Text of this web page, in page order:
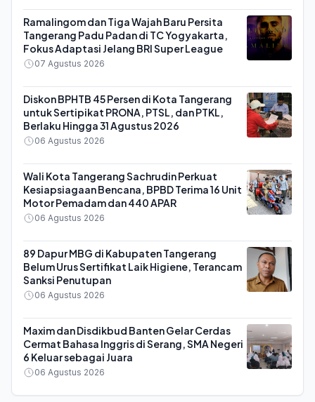
Ramalingom dan Tiga Wajah Baru Persita
Tangerang Padu Padan di TC Yogyakarta,
Fokus Adaptasi Jelang BRI Super League
07 Agustus 2026
Diskon BPHTB 45 Persen di Kota Tangerang
untuk Sertipikat PRONA, PTSL, dan PTKL,
Berlaku Hingga 31 Agustus 2026
06 Agustus 2026
Wali Kota Tangerang Sachrudin Perkuat
Kesiapsiagaan Bencana, BPBD Terima 16 Unit
Motor Pemadam dan 440 APAR
06 Agustus 2026
89 Dapur MBG di Kabupaten Tangerang
Belum Urus Sertifikat Laik Higiene, Terancam
Sanksi Penutupan
06 Agustus 2026
Maxim dan Disdikbud Banten Gelar Cerdas
Cermat Bahasa Inggris di Serang, SMA Negeri
6 Keluar sebagai Juara
06 Agustus 2026